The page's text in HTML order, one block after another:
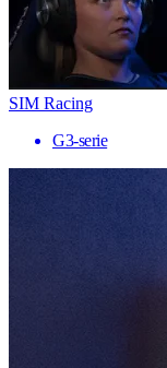
SIM Racing
G3-serie